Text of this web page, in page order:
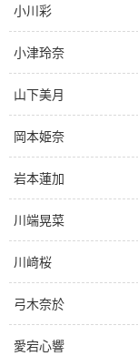
小川彩
小津玲奈
山下美月
岡本姫奈
岩本蓮加
川端晃菜
川﨑桜
弓木奈於
愛宕心響